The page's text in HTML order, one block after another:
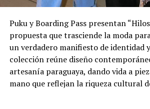
Puku y Boarding Pass presentan
propuesta que trasciende la moda
un verdadero manifiesto de identidad
colección reúne diseño
artesanía paraguaya, dando vida a
mano que reflejan la riqueza cultural